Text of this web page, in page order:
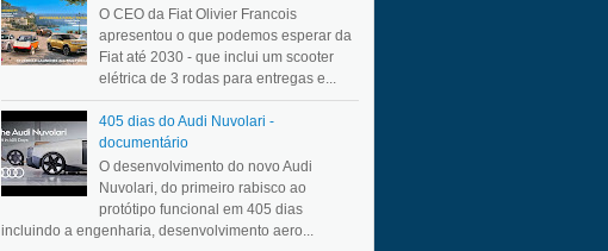
O CEO da Fiat Olivier Francois
apresentou o que podemos esperar da
Fiat até 2030 - que inclui um scooter
elétrica de 3 rodas para entregas e...
405 dias do Audi Nuvolari -
documentário
O desenvolvimento do novo Audi
Nuvolari, do primeiro rabisco ao
protótipo funcional em 405 dias
incluindo a engenharia, desenvolvimento aero...